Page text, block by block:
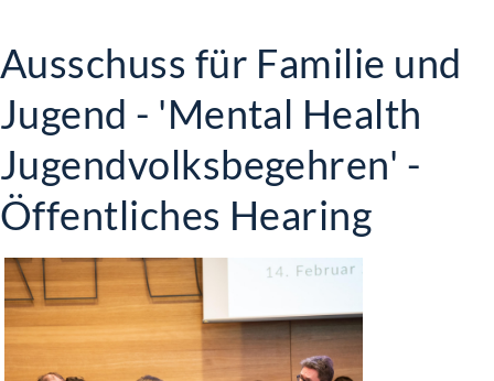
Ausschuss für Familie und
Jugend - 'Mental Health
Jugendvolksbegehren' -
Öffentliches Hearing